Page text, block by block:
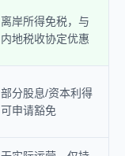
离岸所得免税，与
内地税收协定优惠
部分股息/资本利得
可申请豁免